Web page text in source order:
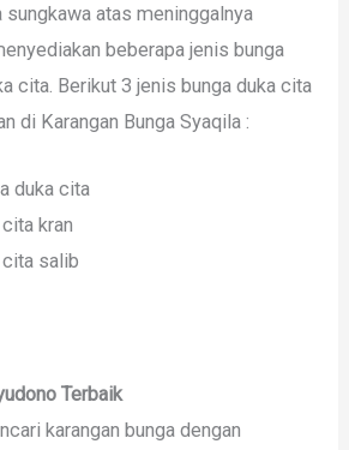
sungkawa atas meninggalnya
beberapa jenis bunga
cita. Berikut 3 jenis bunga duka cita
di Karangan Bunga Syaqila :
duka cita
kran
cita salib
Terbaik
karangan bunga dengan